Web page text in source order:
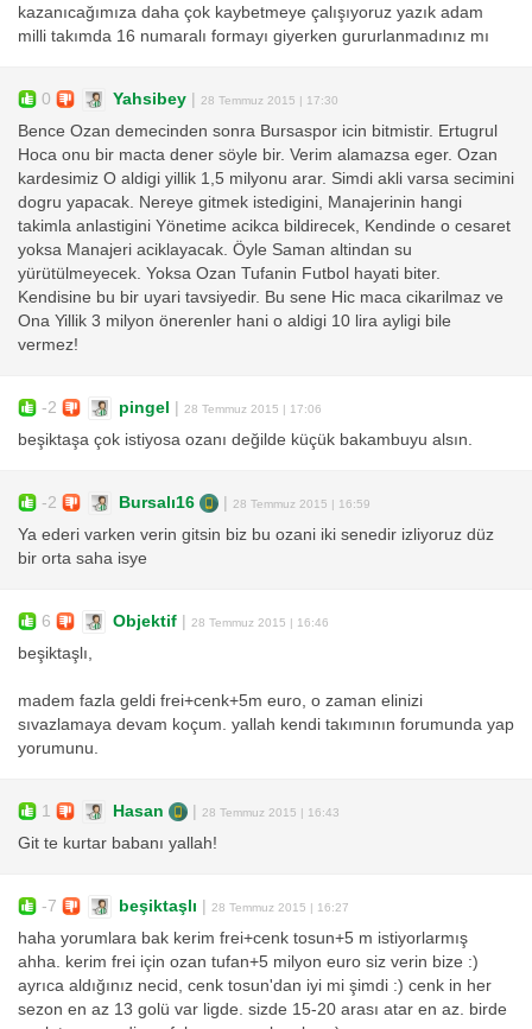
kazanıcağımıza daha çok kaybetmeye çalışıyoruz yazık adam
milli takımda 16 numaralı formayı giyerken gururlanmadınız mı
0 Yahsibey 28 Temmuz 2015 | 17:30
Bence Ozan demecinden sonra Bursaspor icin bitmistir. Ertugrul
Hoca onu bir macta dener söyle bir. Verim alamazsa eger. Ozan
kardesimiz O aldigi yillik 1,5 milyonu arar. Simdi akli varsa secimini
dogru yapacak. Nereye gitmek istedigini, Manajerinin hangi
takimla anlastigini Yönetime acikca bildirecek, Kendinde o cesaret
yoksa Manajeri aciklayacak. Öyle Saman altindan su
yürütülmeyecek. Yoksa Ozan Tufanin Futbol hayati biter.
Kendisine bu bir uyari tavsiyedir. Bu sene Hic maca cikarilmaz ve
Ona Yillik 3 milyon önerenler hani o aldigi 10 lira ayligi bile
vermez!
-2 pingel 28 Temmuz 2015 | 17:06
beşiktaşa çok istiyosa ozanı değilde küçük bakambuyu alsın.
-2 Bursalı16 28 Temmuz 2015 | 16:59
Ya ederi varken verin gitsin biz bu ozani iki senedir izliyoruz düz
bir orta saha isye
6 Objektif 28 Temmuz 2015 | 16:46
beşiktaşlı,
madem fazla geldi frei+cenk+5m euro, o zaman elinizi
sıvazlamaya devam koçum. yallah kendi takımının forumunda yap
yorumunu.
1 Hasan 28 Temmuz 2015 | 16:43
Git te kurtar babanı yallah!
-7 beşiktaşlı 28 Temmuz 2015 | 16:27
haha yorumlara bak kerim frei+cenk tosun+5 m istiyorlarmış
ahha. kerim frei için ozan tufan+5 milyon euro siz verin bize :)
ayrıca aldığınız necid, cenk tosun'dan iyi mi şimdi :) cenk in her
sezon en az 13 golü var ligde. sizde 15-20 arası atar en az. birde